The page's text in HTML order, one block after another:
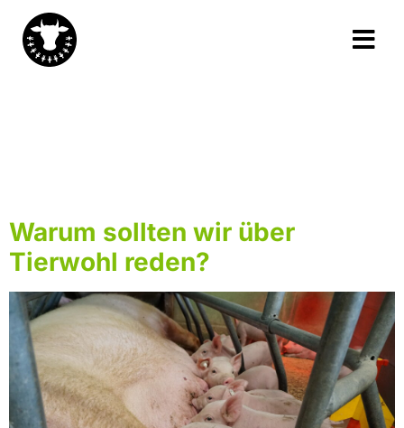
Warum sollten wir über
Tierwohl reden?